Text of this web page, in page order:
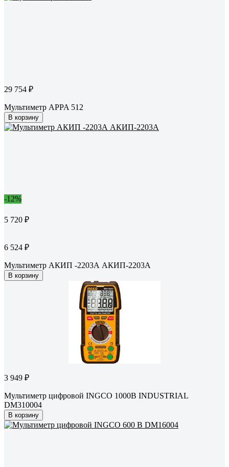
29 754 ₽
Мультиметр APPA 512
В корзину
-12%
5 720 ₽
6 524 ₽
Мультиметр АКИП -2203А АКИП-2203А
В корзину
3 949 ₽
Мультиметр цифровой INGCO 1000В INDUSTRIAL
DM310004
В корзину